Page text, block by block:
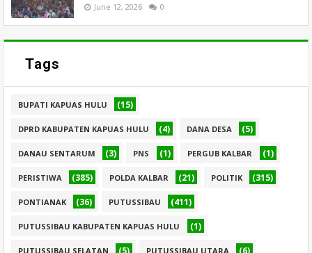
June 12, 2026 0
Tags
BUPATI KAPUAS HULU (15)
DPRD KABUPATEN KAPUAS HULU (4) DANA DESA (5)
DANAU SENTARUM (3) PNS (1) PERGUB KALBAR (1)
PERISTIWA (385) POLDA KALBAR (21) POLITIK (315)
PONTIANAK (36) PUTUSSIBAU (411)
PUTUSSIBAU KABUPATEN KAPUAS HULU (1)
PUTUSSIBAU SELATAN (5) PUTUSSIBAU UTARA (6)